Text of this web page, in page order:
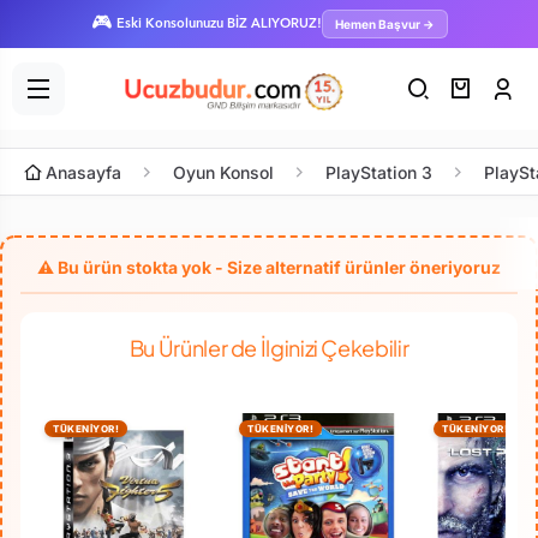
🎮 Eski Konsolunuzu BİZ ALIYORUZ! Hemen Başvur →
Anasayfa Oyun Konsol PlayStation 3
Bu Ürünler de İlginizi Çekebilir
TÜKENİYOR! TÜKENİYOR! TÜKENİYOR!